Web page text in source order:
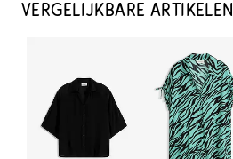
VERGELIJKBARE ARTIKELEN